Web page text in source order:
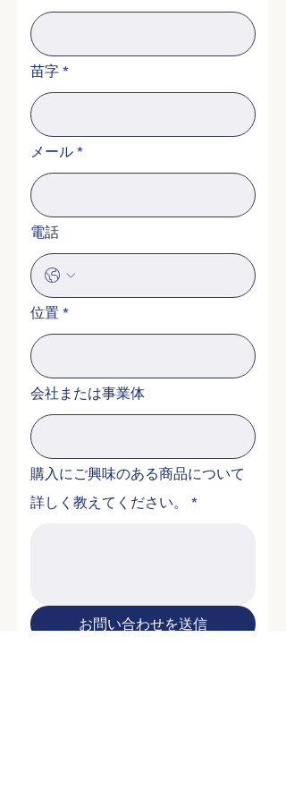
苗字 *
メール *
電話
位置 *
会社または事業体
購入にご興味のある商品について
詳しく教えてください。
*
お問い合わせを送信